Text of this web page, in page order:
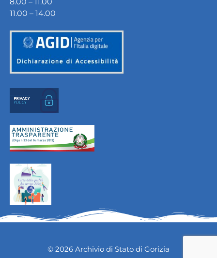
11.00 – 14.00
© 2026 Archivio di Stato di Gorizia